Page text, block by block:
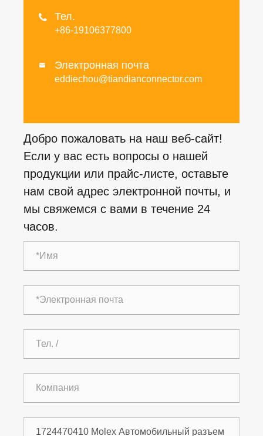
 Тел.
+86-19106377800
 Электронная почта
eddiechou@tiandianconnector.com
Добро пожаловать на наш веб-сайт!
Если у вас есть вопросы о нашей
продукции или прайс-листе, оставьте
нам свой адрес электронной почты, и
мы свяжемся с вами в течение 24
часов.